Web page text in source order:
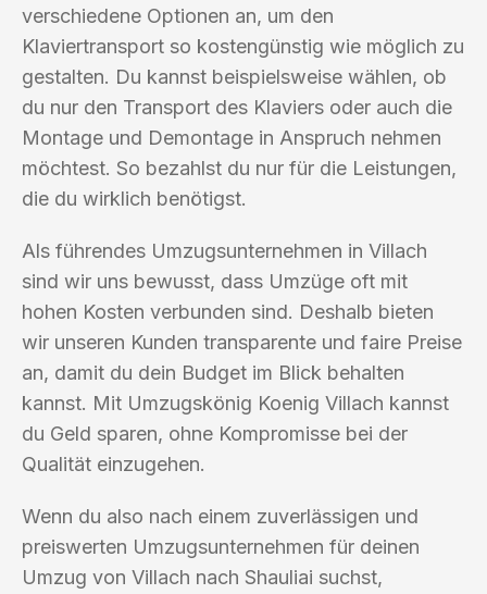
verschiedene Optionen an, um den
Klaviertransport so kostengünstig wie möglich zu
gestalten. Du kannst beispielsweise wählen, ob
du nur den Transport des Klaviers oder auch die
Montage und Demontage in Anspruch nehmen
möchtest. So bezahlst du nur für die Leistungen,
die du wirklich benötigst.
Als führendes Umzugsunternehmen in Villach
sind wir uns bewusst, dass Umzüge oft mit
hohen Kosten verbunden sind. Deshalb bieten
wir unseren Kunden transparente und faire Preise
an, damit du dein Budget im Blick behalten
kannst. Mit Umzugskönig Koenig Villach kannst
du Geld sparen, ohne Kompromisse bei der
Qualität einzugehen.
Wenn du also nach einem zuverlässigen und
preiswerten Umzugsunternehmen für deinen
Umzug von Villach nach Shauliai suchst,